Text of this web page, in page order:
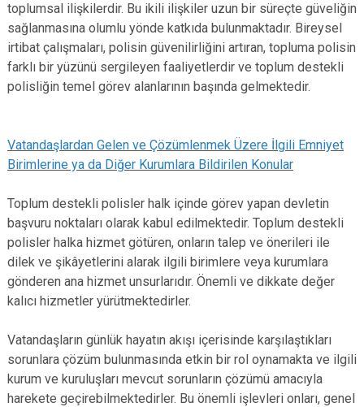
toplumsal ilişkilerdir. Bu ikili ilişkiler uzun bir süreçte güveliğin
sağlanmasına olumlu yönde katkıda bulunmaktadır. Bireysel
irtibat çalışmaları, polisin güvenilirliğini artıran, topluma polisin
farklı bir yüzünü sergileyen faaliyetlerdir ve toplum destekli
polisliğin temel görev alanlarının başında gelmektedir.
Vatandaşlardan Gelen ve Çözümlenmek Üzere İlgili Emniyet
Birimlerine ya da Diğer Kurumlara Bildirilen Konular
Toplum destekli polisler halk içinde görev yapan devletin
başvuru noktaları olarak kabul edilmektedir. Toplum destekli
polisler halka hizmet götüren, onların talep ve önerileri ile
dilek ve şikâyetlerini alarak ilgili birimlere veya kurumlara
gönderen ana hizmet unsurlarıdır. Önemli ve dikkate değer
kalıcı hizmetler yürütmektedirler.
Vatandaşların günlük hayatın akışı içerisinde karşılaştıkları
sorunlara çözüm bulunmasında etkin bir rol oynamakta ve ilgili
kurum ve kuruluşları mevcut sorunların çözümü amacıyla
harekete geçirebilmektedirler. Bu önemli işlevleri onları, genel